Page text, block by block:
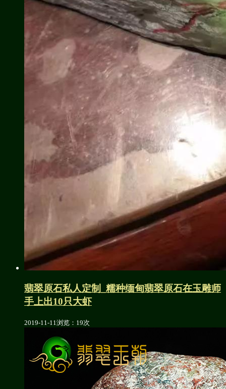
翡翠原石私人定制_糯种缅甸翡翠原石在玉雕师
手上出10只大虾
2019-11-11 浏览：19次